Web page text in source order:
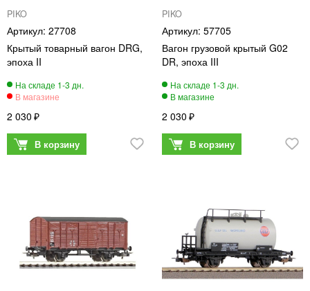
PIKO
27708
Крытый товарный вагон DRG,
эпоха II
2 030
PIKO
57705
Вагон грузовой крытый G02
DR, эпоха III
2 030